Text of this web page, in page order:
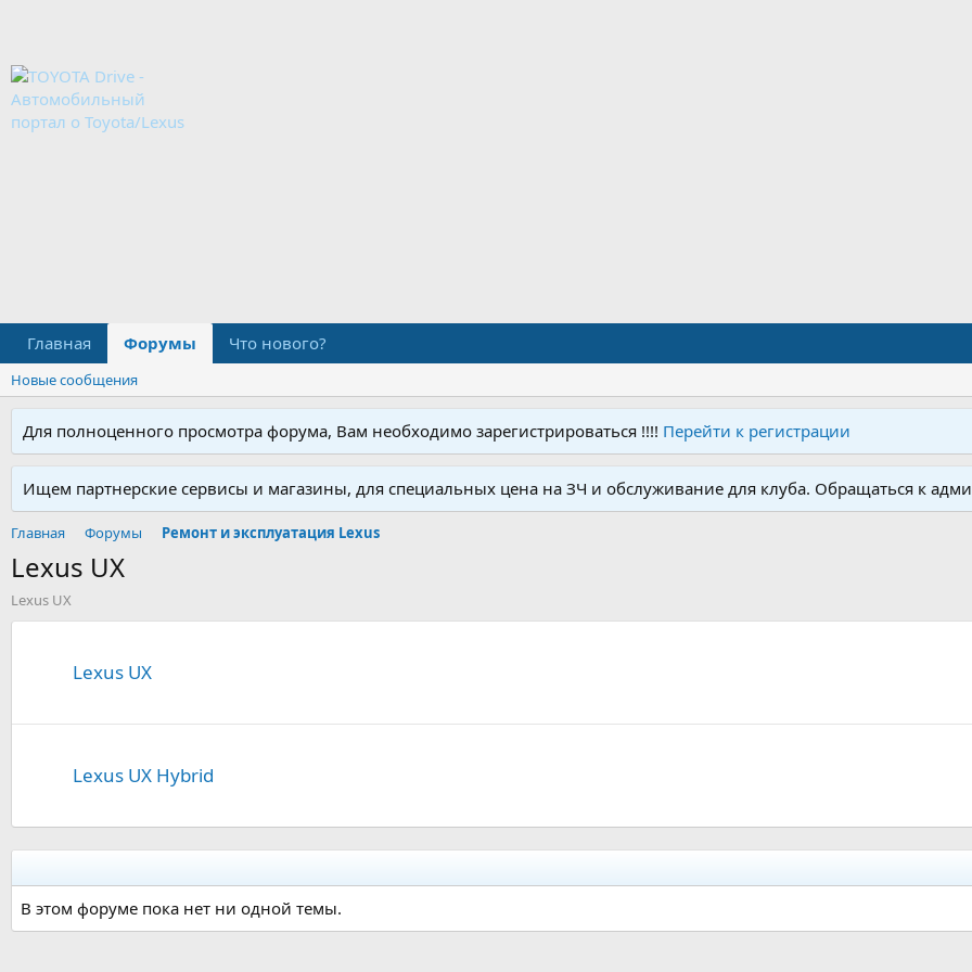
Главная Форумы Что нового?
Новые сообщения
Для полноценного просмотра форума, Вам необходимо зарегистрироваться !!!! Перейти к регистрации
Ищем партнерские сервисы и магазины, для специальных цена на ЗЧ и обслуживание для клуба. Обращаться к
Главная Форумы Ремонт и эксплуатация Lexus
Lexus UX
Lexus UX
Lexus UX
Lexus UX Hybrid
В этом форуме пока нет ни одной темы.